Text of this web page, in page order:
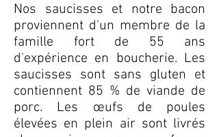
Nos saucisses et notre bacon
proviennent d'un membre de la
famille fort de 55 ans
d'expérience en boucherie. Les
saucisses sont sans gluten et
contiennent 85 % de viande de
porc. Les œufs de poules
élevées en plein air sont livrés